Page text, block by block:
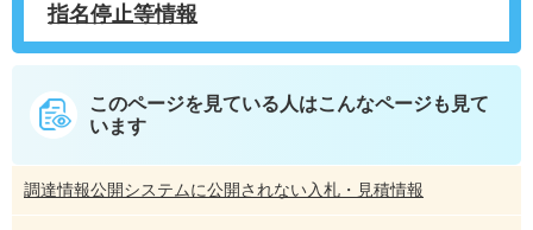
指名停止等情報
このページを見ている人はこんなページも見て
います
調達情報公開システムに公開されない入札・見積情報